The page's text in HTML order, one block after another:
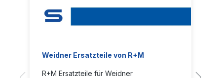
Weidner Ersatzteile von R+M
R+M Ersatzteile für Weidner